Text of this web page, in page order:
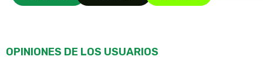
OPINIONES DE LOS USUARIOS